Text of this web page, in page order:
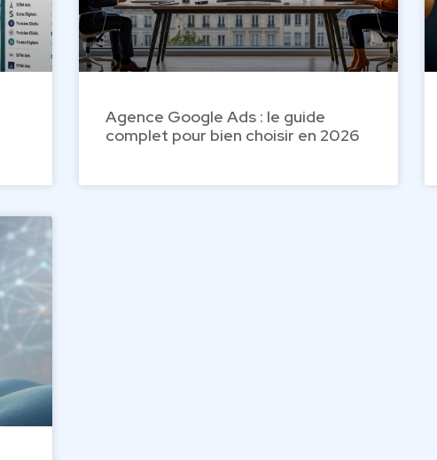
Agence Google Ads : le guide
complet pour bien choisir en 2026